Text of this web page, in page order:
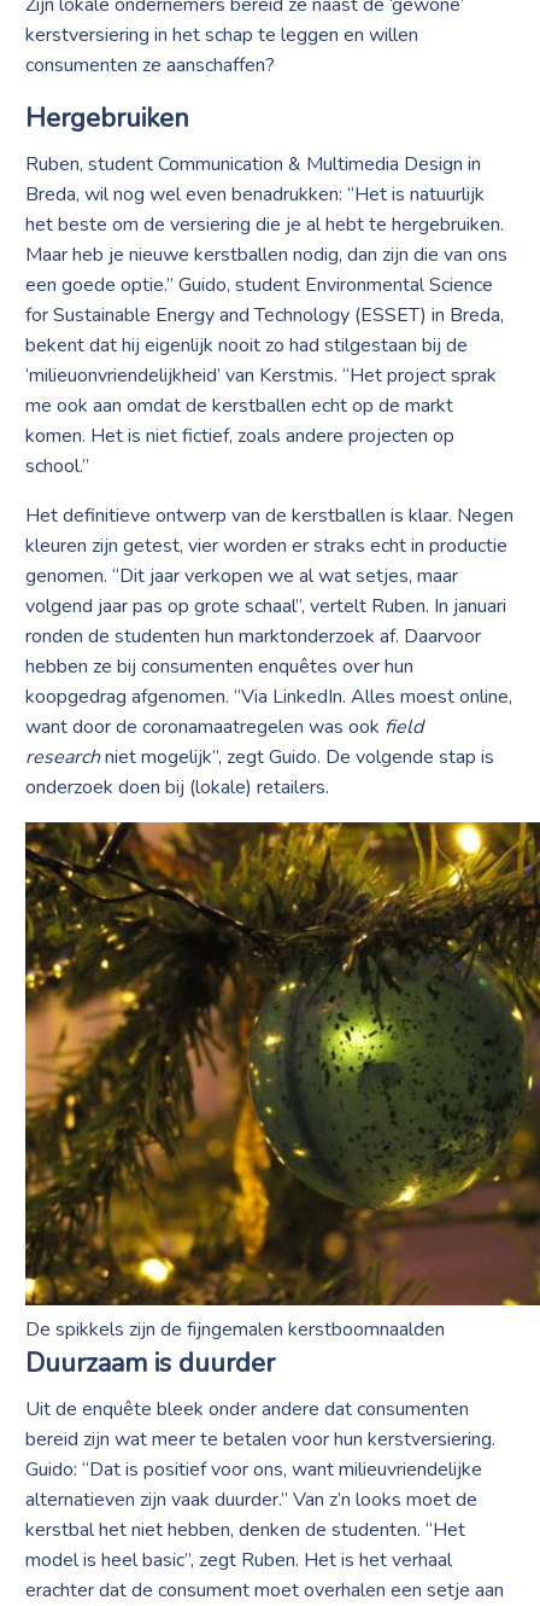
kerstversiering in het schap te leggen en willen
consumenten ze aanschaffen?
Hergebruiken
Ruben, student Communication & Multimedia Design in
Breda, wil nog wel even benadrukken: “Het is natuurlijk
het beste om de versiering die je al hebt te hergebruiken.
Maar heb je nieuwe kerstballen nodig, dan zijn die van ons
een goede optie.” Guido, student Environmental Science
for Sustainable Energy and Technology (ESSET) in Breda,
bekent dat hij eigenlijk nooit zo had stilgestaan bij de
‘milieuonvriendelijkheid’ van Kerstmis. “Het project sprak
me ook aan omdat de kerstballen echt op de markt
komen. Het is niet fictief, zoals andere projecten op
school.”
Het definitieve ontwerp van de kerstballen is klaar. Negen
kleuren zijn getest, vier worden er straks echt in productie
genomen. “Dit jaar verkopen we al wat setjes, maar
volgend jaar pas op grote schaal”, vertelt Ruben. In januari
ronden de studenten hun marktonderzoek af. Daarvoor
hebben ze bij consumenten enquêtes over hun
koopgedrag afgenomen. “Via LinkedIn. Alles moest online,
want door de coronamaatregelen was ook field
researchniet mogelijk”, zegt Guido. De volgende stap is
onderzoek doen bij (lokale) retailers.
De spikkels zijn de fijngemalen kerstboomnaalden
Duurzaam is duurder
Uit de enquête bleek onder andere dat consumenten
bereid zijn wat meer te betalen voor hun kerstversiering.
Guido: “Dat is positief voor ons, want milieuvriendelijke
alternatieven zijn vaak duurder.” Van z’n looks moet de
kerstbal het niet hebben, denken de studenten. “Het
model is heel basic”, zegt Ruben. Het is het verhaal
erachter dat de consument moet overhalen een setje aan